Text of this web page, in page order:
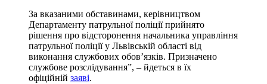
За вказаними обставинами, керiвництвом
Департаменту патрульної полiцiї прийнято
рiшення про вiдсторонення начальника управлiння
патрульної полiцiї у Львiвськiй областi вiд
виконання службових обов’язкiв. Призначено
службове розслiдування”, – йдеться в їх
офiцiйнiй заявi.